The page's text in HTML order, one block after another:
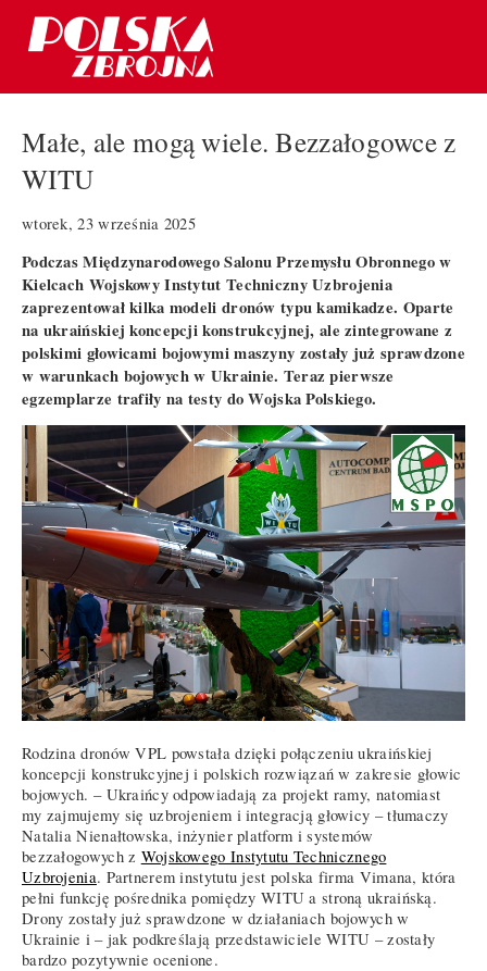
Małe, ale mogą wiele. Bezzałogowce z
WITU
wtorek, 23 września 2025
Podczas Międzynarodowego Salonu Przemysłu Obronnego w
Kielcach Wojskowy Instytut Techniczny Uzbrojenia
zaprezentował kilka modeli dronów typu kamikadze. Oparte
na ukraińskiej koncepcji konstrukcyjnej, ale zintegrowane z
polskimi głowicami bojowymi maszyny zostały już sprawdzone
w warunkach bojowych w Ukrainie. Teraz pierwsze
egzemplarze trafiły na testy do Wojska Polskiego.
Rodzina dronów VPL powstała dzięki połączeniu ukraińskiej
koncepcji konstrukcyjnej i polskich rozwiązań w zakresie głowic
bojowych. – Ukraińcy odpowiadają za projekt ramy, natomiast
my zajmujemy się uzbrojeniem i integracją głowicy – tłumaczy
Natalia Nienałtowska, inżynier platform i systemów
bezzałogowych z Wojskowego Instytutu Technicznego
Uzbrojenia. Partnerem instytutu jest polska firma Vimana, która
pełni funkcję pośrednika pomiędzy WITU a stroną ukraińską.
Drony zostały już sprawdzone w działaniach bojowych w
Ukrainie i – jak podkreślają przedstawiciele WITU – zostały
bardzo pozytywnie ocenione.